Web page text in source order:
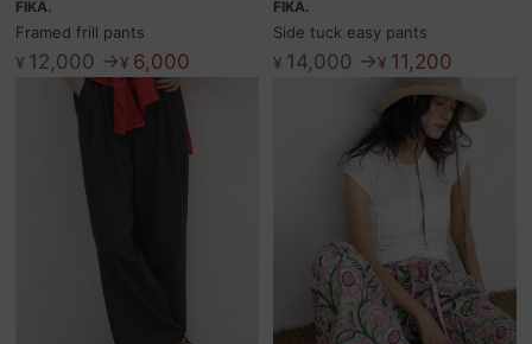
FIKA.
Framed frill pants
¥12,000 →¥6,000
FIKA.
Side tuck easy pants
¥14,000 →¥11,200